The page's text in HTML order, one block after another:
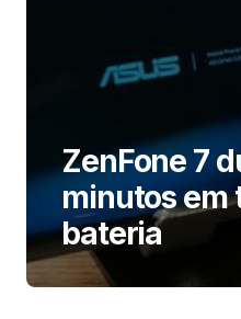
ZenFone 7
minutos em
bateria